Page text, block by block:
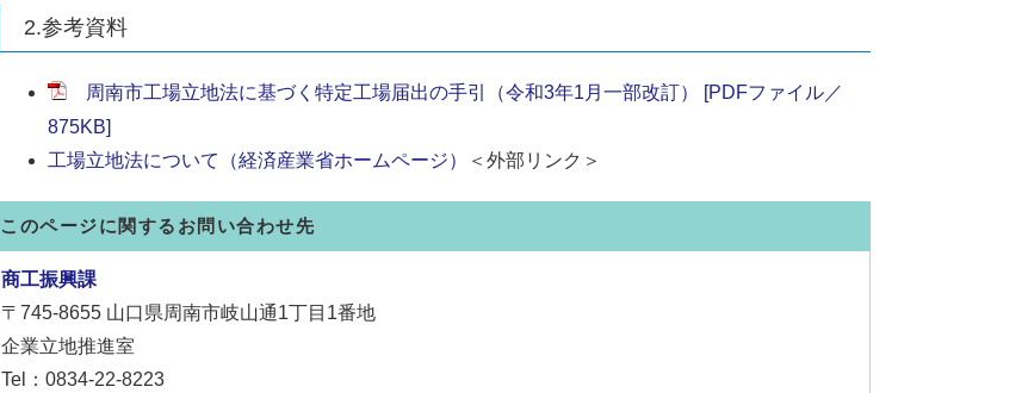
2.参考資料
周南市工場立地法に基づく特定工場届出の手引（令和3年1月一部改訂） [PDFファイル／
875KB]
工場立地法について（経済産業省ホームページ）
＜外部リンク＞
このページに関するお問い合わせ先
商工振興課
〒745-8655 山口県周南市岐山通1丁目1番地
企業立地推進室
Tel：0834-22-8223